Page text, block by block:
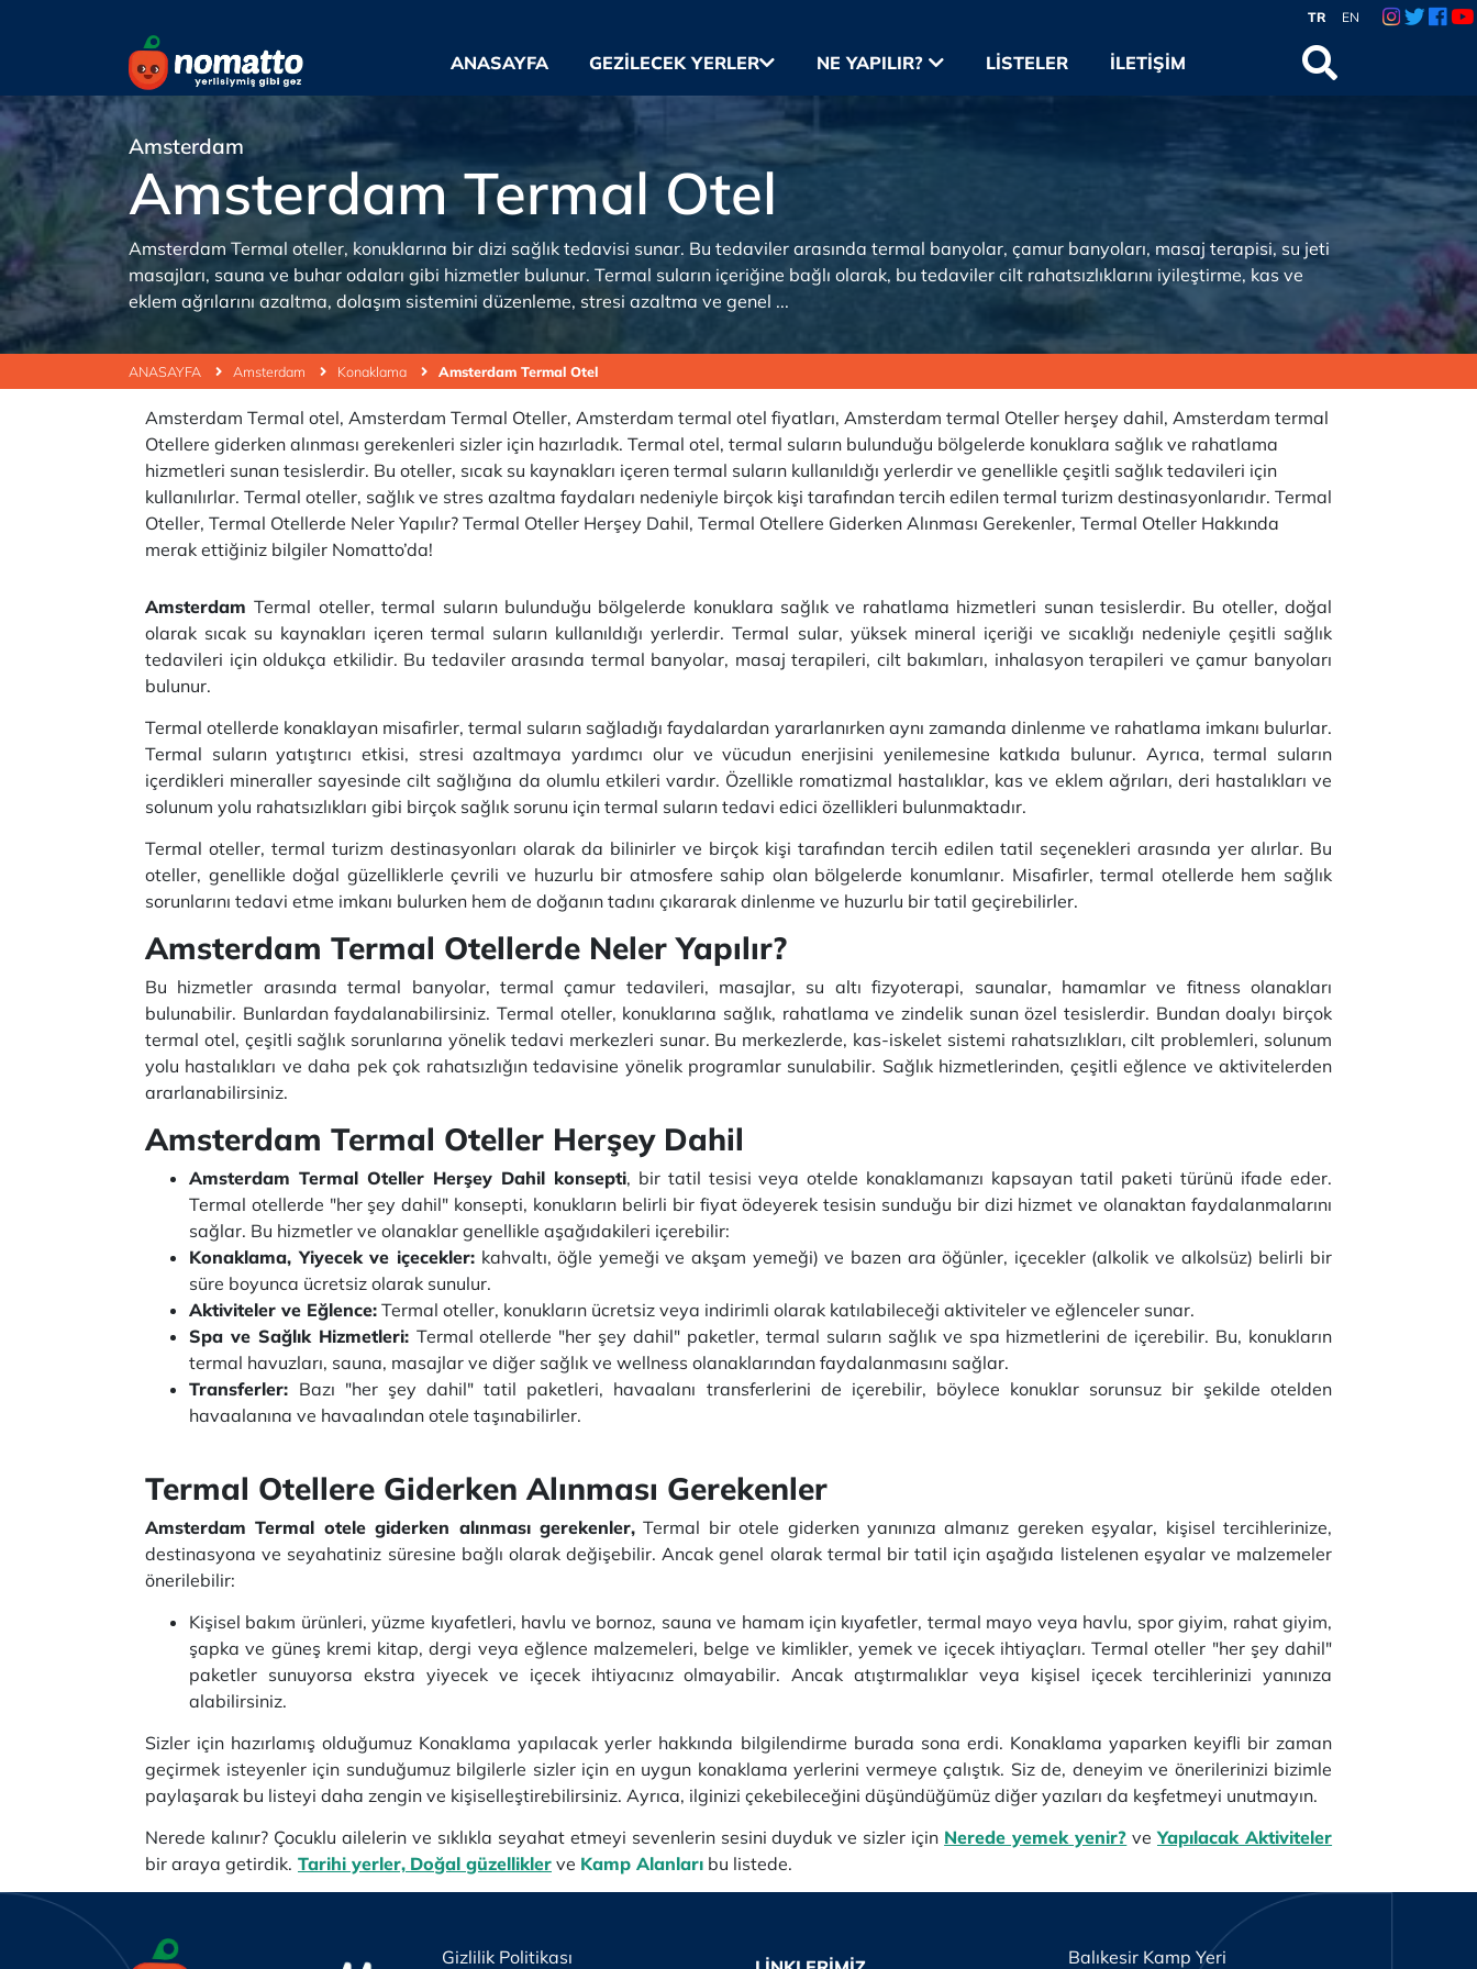
TR EN
ANASAYFA GEZILECEK YERLER NE YAPILIR? LISTELER İLETIŞIM
ANASAYFA Amsterdam Konaklama Amsterdam Termal Otel
Amsterdam
Amsterdam Termal Otel
Amsterdam Termal oteller, konuklarına bir dizi sağlık tedavisi sunar. Bu tedaviler arasında termal banyolar, çamur banyoları, masaj terapisi, su jeti
masajları, sauna ve buhar odaları gibi hizmetler bulunur. Termal suların içeriğine bağlı olarak, bu tedaviler cilt rahatsızlıklarını iyileştirme, kas ve
eklem ağrılarını azaltma, dolaşım sistemini düzenleme, stresi azaltma ve genel ...
Amsterdam Termal otel, Amsterdam Termal Oteller, Amsterdam termal otel fiyatları, Amsterdam termal Oteller herşey dahil, Amsterdam termal
Otellere giderken alınması gerekenleri sizler için hazırladık. Termal otel, termal suların bulunduğu bölgelerde konuklara sağlık ve rahatlama
hizmetleri sunan tesislerdir. Bu oteller, sıcak su kaynakları içeren termal suların kullanıldığı yerlerdir ve genellikle çeşitli sağlık tedavileri için
kullanılırlar. Termal oteller, sağlık ve stres azaltma faydaları nedeniyle birçok kişi tarafından tercih edilen termal turizm destinasyonlarıdır. Termal
Oteller, Termal Otellerde Neler Yapılır? Termal Oteller Herşey Dahil, Termal Otellere Giderken Alınması Gerekenler, Termal Oteller Hakkında
merak ettiğiniz bilgiler Nomatto’da!
AmsterdamTermal oteller, termal suların bulunduğu bölgelerde konuklara sağlık ve rahatlama hizmetleri sunan tesislerdir. Bu oteller, doğal
olarak sıcak su kaynakları içeren termal suların kullanıldığı yerlerdir. Termal sular, yüksek mineral içeriği ve sıcaklığı nedeniyle çeşitli sağlık
tedavileri için oldukça etkilidir. Bu tedaviler arasında termal banyolar, masaj terapileri, cilt bakımları, inhalasyon terapileri ve çamur banyoları
bulunur.
Termal otellerde konaklayan misafirler, termal suların sağladığı faydalardan yararlanırken aynı zamanda dinlenme ve rahatlama imkanı bulurlar.
Termal suların yatıştırıcı etkisi, stresi azaltmaya yardımcı olur ve vücudun enerjisini yenilemesine katkıda bulunur. Ayrıca, termal suların
içerdikleri mineraller sayesinde cilt sağlığına da olumlu etkileri vardır. Özellikle romatizmal hastalıklar, kas ve eklem ağrıları, deri hastalıkları ve
solunum yolu rahatsızlıkları gibi birçok sağlık sorunu için termal suların tedavi edici özellikleri bulunmaktadır.
Termal oteller, termal turizm destinasyonları olarak da bilinirler ve birçok kişi tarafından tercih edilen tatil seçenekleri arasında yer alırlar. Bu
oteller, genellikle doğal güzelliklerle çevrili ve huzurlu bir atmosfere sahip olan bölgelerde konumlanır. Misafirler, termal otellerde hem sağlık
sorunlarını tedavi etme imkanı bulurken hem de doğanın tadını çıkararak dinlenme ve huzurlu bir tatil geçirebilirler.
Amsterdam Termal Otellerde Neler Yapılır?
Bu hizmetler arasında termal banyolar, termal çamur tedavileri, masajlar, su altı fizyoterapi, saunalar, hamamlar ve fitness olanakları
bulunabilir. Bunlardan faydalanabilirsiniz. Termal oteller, konuklarına sağlık, rahatlama ve zindelik sunan özel tesislerdir. Bundan doalyı birçok
termal otel, çeşitli sağlık sorunlarına yönelik tedavi merkezleri sunar. Bu merkezlerde, kas-iskelet sistemi rahatsızlıkları, cilt problemleri, solunum
yolu hastalıkları ve daha pek çok rahatsızlığın tedavisine yönelik programlar sunulabilir. Sağlık hizmetlerinden, çeşitli eğlence ve aktivitelerden
ararlanabilirsiniz.
Amsterdam Termal Oteller Herşey Dahil
Amsterdam Termal Oteller Herşey Dahil konsepti, bir tatil tesisi veya otelde konaklamanızı kapsayan tatil paketi türünü ifade eder.
Termal otellerde "her şey dahil" konsepti, konukların belirli bir fiyat ödeyerek tesisin sunduğu bir dizi hizmet ve olanaktan faydalanmalarını
sağlar. Bu hizmetler ve olanaklar genellikle aşağıdakileri içerebilir:
Konaklama, Yiyecek ve içecekler:kahvaltı, öğle yemeği ve akşam yemeği) ve bazen ara öğünler, içecekler (alkolik ve alkolsüz) belirli bir
süre boyunca ücretsiz olarak sunulur.
Aktiviteler ve Eğlence: Termal oteller, konukların ücretsiz veya indirimli olarak katılabileceği aktiviteler ve eğlenceler sunar.
Spa ve Sağlık Hizmetleri: Termal otellerde "her şey dahil" paketler, termal suların sağlık ve spa hizmetlerini de içerebilir. Bu, konukların
termal havuzları, sauna, masajlar ve diğer sağlık ve wellness olanaklarından faydalanmasını sağlar.
Transferler: Bazı "her şey dahil" tatil paketleri, havaalanı transferlerini de içerebilir, böylece konuklar sorunsuz bir şekilde otelden
havaalanına ve havaalından otele taşınabilirler.
Termal Otellere Giderken Alınması Gerekenler
Amsterdam Termal otele giderken alınması gerekenler, Termal bir otele giderken yanınıza almanız gereken eşyalar, kişisel tercihlerinize,
destinasyona ve seyahatiniz süresine bağlı olarak değişebilir. Ancak genel olarak termal bir tatil için aşağıda listelenen eşyalar ve malzemeler
önerilebilir:
Kişisel bakım ürünleri, yüzme kıyafetleri, havlu ve bornoz, sauna ve hamam için kıyafetler, termal mayo veya havlu, spor giyim, rahat giyim,
şapka ve güneş kremi kitap, dergi veya eğlence malzemeleri, belge ve kimlikler, yemek ve içecek ihtiyaçları. Termal oteller "her şey dahil"
paketler sunuyorsa ekstra yiyecek ve içecek ihtiyacınız olmayabilir. Ancak atıştırmalıklar veya kişisel içecek tercihlerinizi yanınıza
alabilirsiniz.
Sizler için hazırlamış olduğumuz Konaklama yapılacak yerler hakkında bilgilendirme burada sona erdi. Konaklama yaparken keyifli bir zaman
geçirmek isteyenler için sunduğumuz bilgilerle sizler için en uygun konaklama yerlerini vermeye çalıştık. Siz de, deneyim ve önerilerinizi bizimle
paylaşarak bu listeyi daha zengin ve kişiselleştirebilirsiniz. Ayrıca, ilginizi çekebileceğini düşündüğümüz diğer yazıları da keşfetmeyi unutmayın.
Nerede kalınır? Çocuklu ailelerin ve sıklıkla seyahat etmeyi sevenlerin sesini duyduk ve sizler için Nerede yemek yenir? veYapılacak Aktiviteler
bir araya getirdik. Tarihi yerler, Doğal güzellikler ve Kamp Alanları bu listede.
Gizlilik Politikası Balıkesir Kamp Yeri